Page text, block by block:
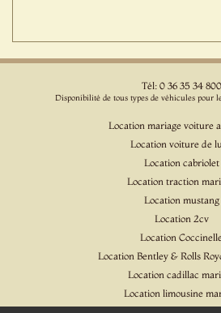
Tél: 0 36 35 34 800
Disponibilité de tous types de véhicules pour
Location mariage voiture
Location voiture de
Location cabriolet
Location traction
Location mustang
Location 2cv
Location
Location Bentley & Rolls
Location cadillac
Location limousine